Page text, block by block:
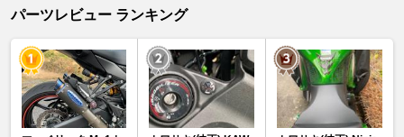
パーツレビュー ランキング